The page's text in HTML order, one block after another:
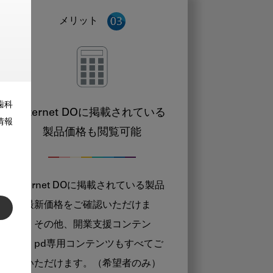
科
報
メリット
Internet DOに掲載されている
製品価格も閲覧可能
Internet DOに掲載されている製品
の最新価格をご確認いただけま
す。その他、開業支援コンテン
ツ、pd専用コンテンツもすべてご
覧いただけます。（希望者のみ）